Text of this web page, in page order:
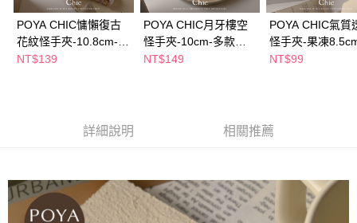
１．於結帳方式選擇「AFTEE先享後付」後，將跳轉至「AFTEE先享後付」
結帳頁面，進行簡訊認證並確認金額後，即可完成結帳。
２．訂單成立數日內，您將收到繳費通知簡訊。
３．收到繳費通知簡訊後14天內，點擊此簡訊中的連結，可透過四大超商／
※ 交易是否成功請以「AFTEE先享後付 」之結帳頁面顯示為準，若有關於
【注意事項】
１．透過由恩沛科技股份有限公司提供之「AFTEE先享後付」服務完成之交
易，需依本服務之必要範圍內提供個人資料，並將交易相關給付款項請求債
付款後全家取貨
每筆NT$65，滿NT$390(含以上)免運費
付款後萊爾富取貨
7-11取貨付款
每筆NT$65，滿NT$490(含以上)免運費
POYA CHIC慵懶復古
花紋怪手夾-10.8cm-多
款任選
NT$139
POYA CHIC月牙樓空
怪手夾-10cm-多款任
選
NT$149
POYA CHIC氣質
怪手夾-果凍
款任選
NT$99
詳細說明 相關推薦